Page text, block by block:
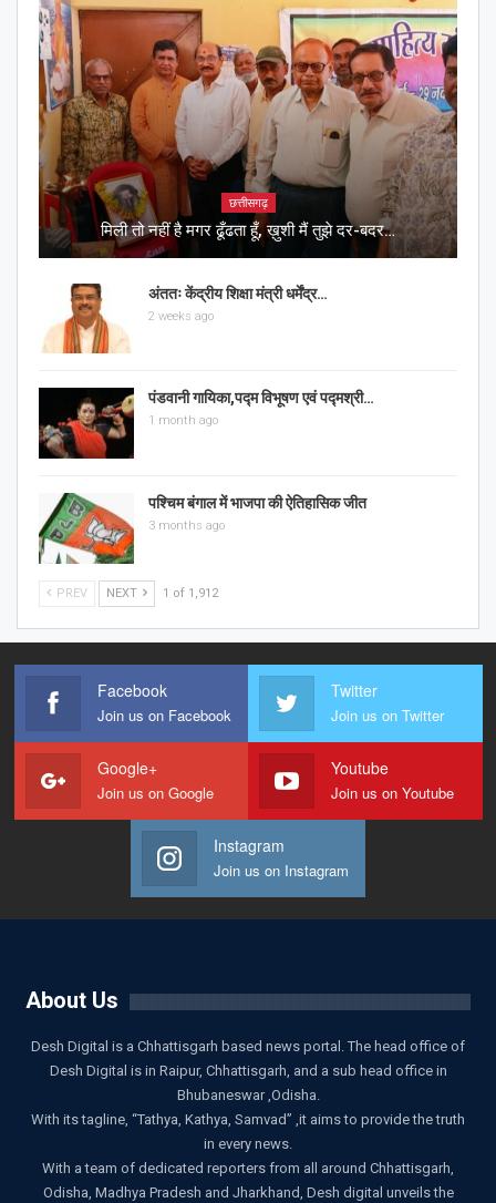
छत्तीसगढ़
मिली तो नहीं है मगर ढूँढता हूँ, ख़ुशी मैं तुझे दर-बदर…
अंततः केंद्रीय शिक्षा मंत्री धर्मेंद्र…
2 weeks ago
पंडवानी गायिका,पद्म विभूषण एवं पद्मश्री…
1 month ago
पश्चिम बंगाल में भाजपा की ऐतिहासिक जीत
3 months ago
PREV NEXT 1 of 1,912
Facebook
Join us on Facebook
Twitter
Join us on Twitter
Google+
Join us on Google
Youtube
Join us on Youtube
Instagram
Join us on Instagram
About Us
Desh Digital is a Chhattisgarh based news portal. The head office of
Desh Digital is in Raipur, Chhattisgarh, and a sub head office in
Bhubaneswar ,Odisha.
With its tagline, “Tathya, Kathya, Samvad” ,it aims to provide the truth
in every news.
With a team of dedicated reporters from all around Chhattisgarh,
Odisha, Madhya Pradesh and Jharkhand, Desh digital unveils the